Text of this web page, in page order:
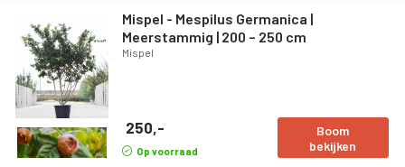
Mispel - Mespilus Germanica |
Meerstammig | 200 – 250 cm
Mispel
250,-
Op voorraad
Boom
bekijken